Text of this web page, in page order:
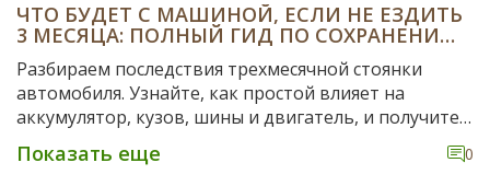
ЧТО БУДЕТ С МАШИНОЙ, ЕСЛИ НЕ ЕЗДИТЬ
3 МЕСЯЦА: ПОЛНЫЙ ГИД ПО СОХРАНЕНИЮ
КУЗОВА И ТЕХНИКИ
Разбираем последствия трехмесячной стоянки
автомобиля. Узнайте, как простой влияет на
аккумулятор, кузов, шины и двигатель, и получите
практические советы по консервации машины.
Показать еще 0